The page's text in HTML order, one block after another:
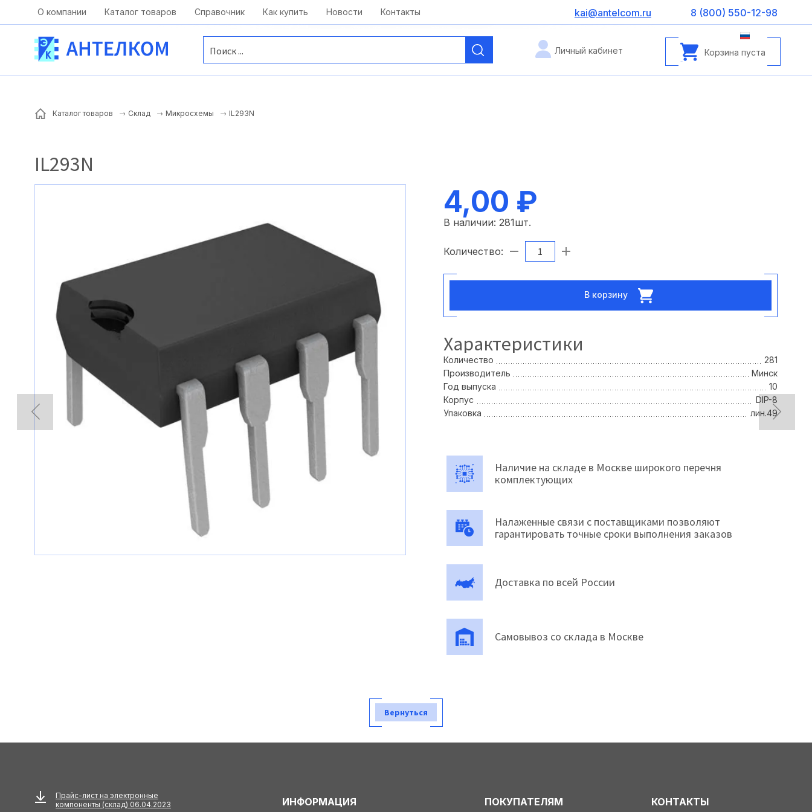
kai@antelcom.ru
Москва, ул. Московская, д.1 офис 1 c 08:00 до 20:00
О компании Каталог товаров Справочник Как купить Новости Контакты 8 (800) 550-12-98
kai@antelcom.ru
Корзина пуста
Личный кабинет
Каталог товаров Склад Микросхемы IL293N
IL293N
4,00 ₽
В наличии: 281шт.
Количество:
В корзину
Характеристики
Количество
281
Производитель
Минск
Год выпуска
10
Корпус
DIP-8
Упаковка
лин.49
Наличие на складе в Москве широкого перечня
комплектующих
Налаженные связи с поставщиками позволяют
гарантировать точные сроки выполнения заказов
Доставка по всей России
Самовывоз со склада в Москве
Вернуться
Прайс-лист на электронные
компоненты (склад) 06.04.2023
ИНФОРМАЦИЯ ПОКУПАТЕЛЯМ КОНТАКТЫ